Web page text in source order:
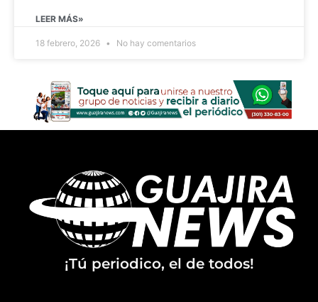
LEER MÁS»
18 febrero, 2026 No hay comentarios
¡Tú periodico, el de todos!